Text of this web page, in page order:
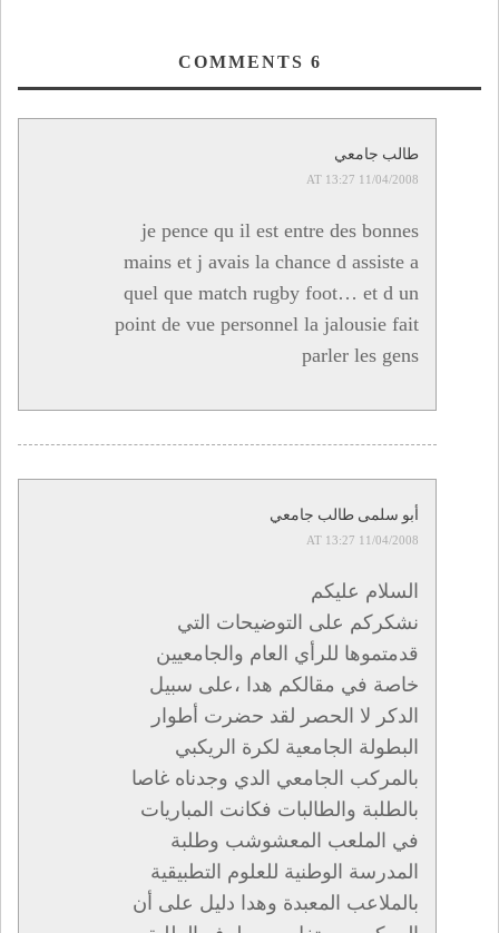
6
طالب جامعي
11/04/2008 AT 13:27
je pence qu il est entre des bonnes
mains et j avais la chance d assiste a
quel que match rugby foot… et d un
point de vue personnel la jalousie fait
parler les gens
أبو سلمى طالب جامعي
11/04/2008 AT 13:27
السلام عليكم
نشكركم على التوضيحات التي
قدمتموها للرأي العام والجامعيين
خاصة في مقالكم هدا ،على سبيل
الدكر لا الحصر لقد حضرت أطوار
البطولة الجامعية لكرة الريكبي
بالمركب الجامعي الدي وجدناه غاصا
بالطلبة والطالبات فكانت المباريات
في الملعب المعشوشب وطلبة
المدرسة الوطنية للعلوم التطبيقية
بالملاعب المعبدة وهدا دليل على أن